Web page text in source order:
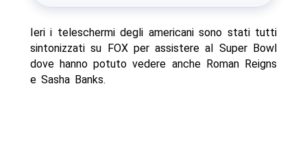
Ieri i teleschermi degli americani sono stati tutti
sintonizzati su FOX per assistere al Super Bowl
dove hanno potuto vedere anche Roman Reigns
e Sasha Banks.